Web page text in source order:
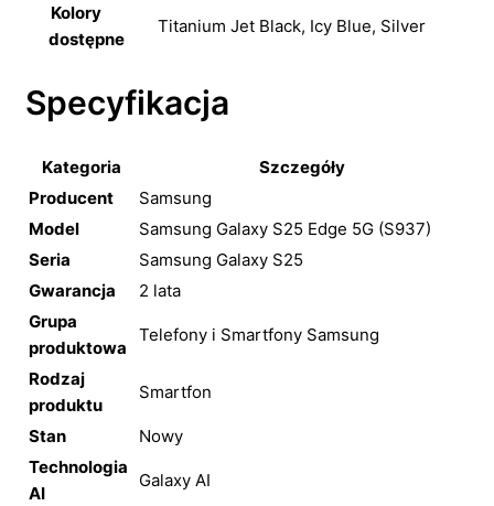
Kolory
dostępne
Titanium Jet Black, Icy Blue, Silver
Specyfikacja
Kategoria
Szczegóły
Producent
Samsung
Model
Samsung Galaxy S25 Edge 5G (S937)
Seria
Samsung Galaxy S25
Gwarancja
2 lata
Grupa
produktowa
Telefony i Smartfony Samsung
Rodzaj
produktu
Smartfon
Stan
Nowy
Technologia
AI
Galaxy AI